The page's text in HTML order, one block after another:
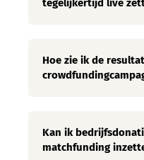
tegelijkertijd live
Hoe zie ik de
Kan ik
matchfunding